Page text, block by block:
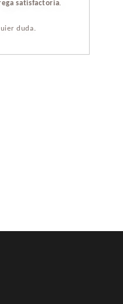
satisfactoria.
duda.